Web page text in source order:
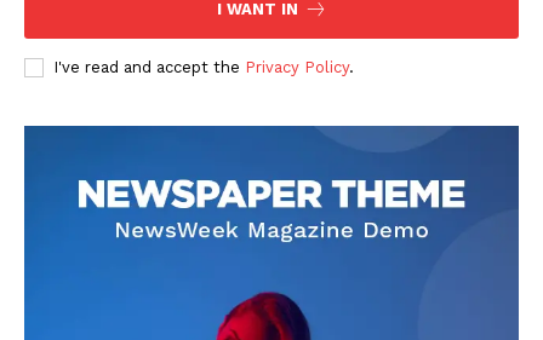
I WANT IN
I've read and accept the Privacy Policy.